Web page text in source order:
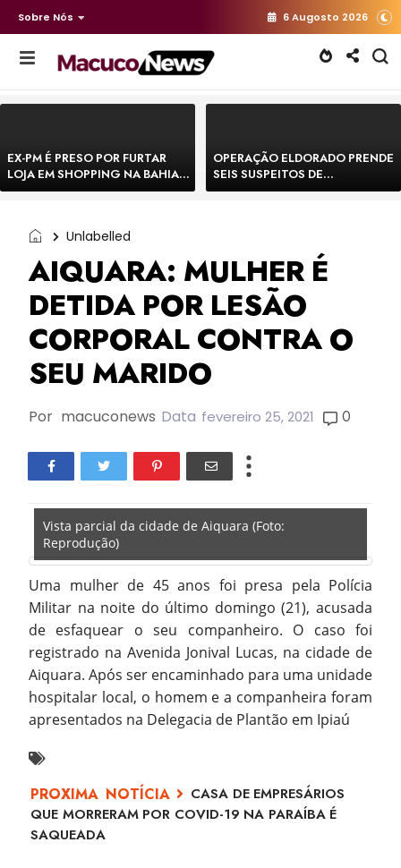
Sobre Nós 6 Augosto 2026
EX-PM É PRESO POR FURTAR
LOJA EM SHOPPING NA BAHIA E
ESCAPA CORRENDO DE
OPERAÇÃO ELDORADO PRENDE
SEIS SUSPEITOS DE
MOVIMENTAR R$ 25 MILHÕES
Unlabelled
AIQUARA: MULHER É
DETIDA POR LESÃO
CORPORAL CONTRA O
SEU MARIDO
Por macuconews Data fevereiro 25, 2021 0
Vista parcial da cidade de Aiquara (Foto:
Reprodução)
Uma mulher de 45 anos foi presa pela Polícia
Militar na noite do último domingo (21), acusada
de esfaquear o seu companheiro. O caso foi
registrado na Avenida Jonival Lucas, na cidade de
Aiquara. Após ser encaminhado para uma unidade
hospitalar local, o homem e a companheira foram
apresentados na Delegacia de Plantão em Ipiaú
CASA DE EMPRESÁRIOS
QUE MORRERAM POR COVID-19 NA PARAÍBA É
SAQUEADA